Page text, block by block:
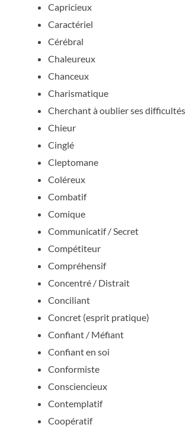
Capricieux
Caractériel
Cérébral
Chaleureux
Chanceux
Charismatique
Cherchant à oublier ses difficultés
Chieur
Cinglé
Cleptomane
Coléreux
Combatif
Comique
Communicatif / Secret
Compétiteur
Compréhensif
Concentré / Distrait
Conciliant
Concret (esprit pratique)
Confiant / Méfiant
Confiant en soi
Conformiste
Consciencieux
Contemplatif
Coopératif